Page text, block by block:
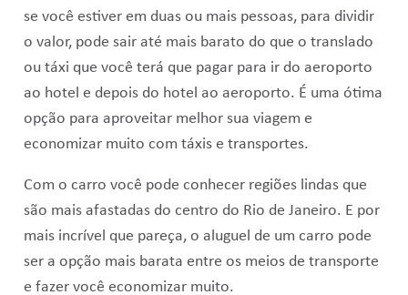
se você estiver em duas ou mais pessoas, para dividir
o valor, pode sair até mais barato do que o translado
ou táxi que você terá que pagar para ir do aeroporto
ao hotel e depois do hotel ao aeroporto. É uma ótima
opção para aproveitar melhor sua viagem e
economizar muito com táxis e transportes.
Com o carro você pode conhecer regiões lindas que
são mais afastadas do centro do Rio de Janeiro. E por
mais incrível que pareça, o aluguel de um carro pode
ser a opção mais barata entre os meios de transporte
e fazer você economizar muito.